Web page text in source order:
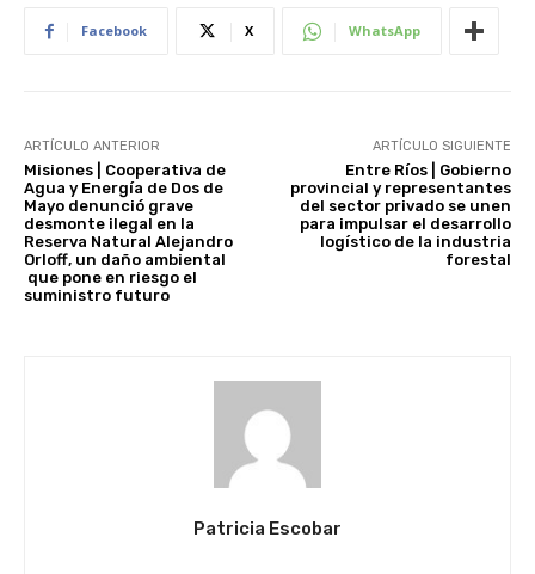
Facebook X WhatsApp
ARTÍCULO ANTERIOR
Misiones | Cooperativa de
Agua y Energía de Dos de
Mayo denunció grave
desmonte ilegal en la
Reserva Natural Alejandro
Orloff, un daño ambiental
que pone en riesgo el
suministro futuro
ARTÍCULO SIGUIENTE
Entre Ríos | Gobierno
provincial y representantes
del sector privado se unen
para impulsar el desarrollo
logístico de la industria
forestal
Patricia Escobar